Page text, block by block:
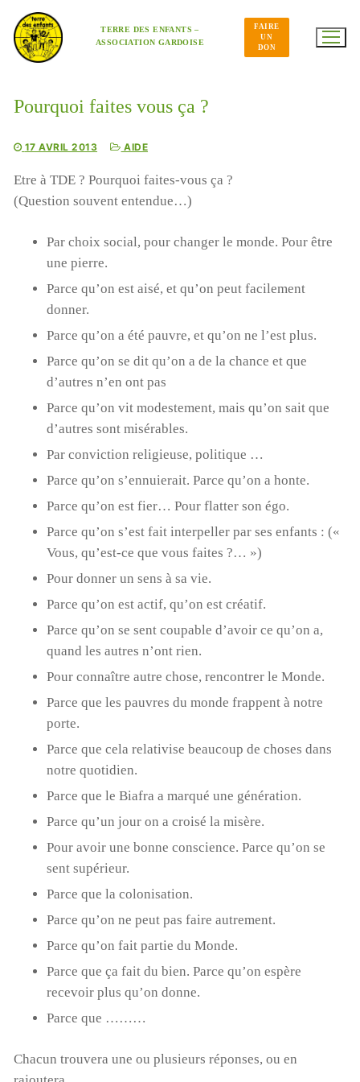
contenu
TERRE DES ENFANTS –
ASSOCIATION GARDOISE
FAIRE
UN
DON
Pourquoi faites vous ça ?
17 AVRIL 2013 AIDE
Etre à TDE ? Pourquoi faites-vous ça ?
(Question souvent entendue…)
Par choix social, pour changer le monde. Pour être
une pierre.
Parce qu’on est aisé, et qu’on peut facilement
donner.
Parce qu’on a été pauvre, et qu’on ne l’est plus.
Parce qu’on se dit qu’on a de la chance et que
d’autres n’en ont pas
Parce qu’on vit modestement, mais qu’on sait que
d’autres sont misérables.
Par conviction religieuse, politique …
Parce qu’on s’ennuierait. Parce qu’on a honte.
Parce qu’on est fier… Pour flatter son égo.
Parce qu’on s’est fait interpeller par ses enfants : («
Vous, qu’est-ce que vous faites ?… »)
Pour donner un sens à sa vie.
Parce qu’on est actif, qu’on est créatif.
Parce qu’on se sent coupable d’avoir ce qu’on a,
quand les autres n’ont rien.
Pour connaître autre chose, rencontrer le Monde.
Parce que les pauvres du monde frappent à notre
porte.
Parce que cela relativise beaucoup de choses dans
notre quotidien.
Parce que le Biafra a marqué une génération.
Parce qu’un jour on a croisé la misère.
Pour avoir une bonne conscience. Parce qu’on se
sent supérieur.
Parce que la colonisation.
Parce qu’on ne peut pas faire autrement.
Parce qu’on fait partie du Monde.
Parce que ça fait du bien. Parce qu’on espère
recevoir plus qu’on donne.
Parce que ………
Chacun trouvera une ou plusieurs réponses, ou en